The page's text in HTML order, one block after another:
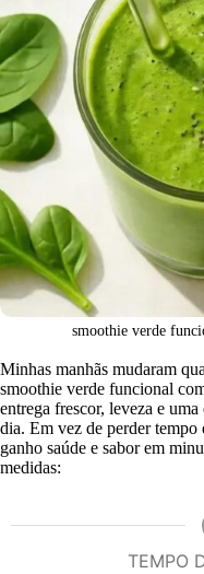
smoothie verde
Minhas manhãs mudaram
smoothie verde funcional
entrega frescor, leveza e
dia. Em vez de perder tempo
ganho saúde e sabor em
medidas:
TEMPO